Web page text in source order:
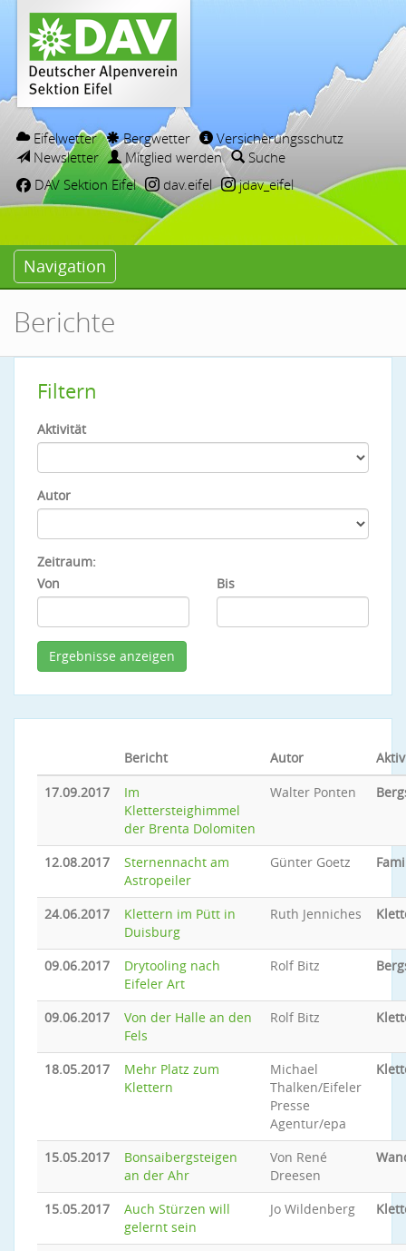
Eifelwetter Bergwetter
Versicherungsschutz
Newsletter
Mitglied werden
Suche
DAV Sektion Eifel
dav.eifel jdav_eifel
Navigation
Berichte
Filtern
Aktivität
Autor
Zeitraum:
Von
Bis
Bericht Autor
17.09.2017
Im
Klettersteighimmel
der Brenta Dolomiten
Walter Ponten
12.08.2017
Sternennacht am
Astropeiler
Günter Goetz
24.06.2017
Klettern im Pütt in
Duisburg
Ruth Jenniches
09.06.2017
Drytooling nach
Eifeler Art
Rolf Bitz
09.06.2017
Von der Halle an den
Fels
Rolf Bitz
18.05.2017
Mehr Platz zum
Klettern
Michael
Thalken/Eifeler
Presse
Agentur/epa
15.05.2017
Bonsaibergsteigen
an der Ahr
Von René
Dreesen
15.05.2017
Auch Stürzen will
gelernt sein
Jo Wildenberg